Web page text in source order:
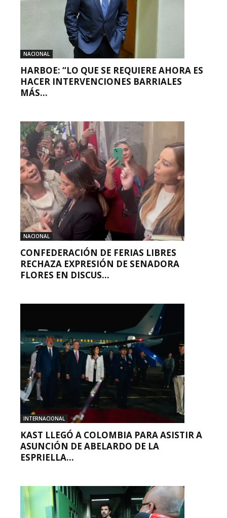
NACIONAL
HARBOE: “LO QUE SE REQUIERE AHORA ES
HACER INTERVENCIONES BARRIALES
MÁS...
NACIONAL
CONFEDERACIÓN DE FERIAS LIBRES
RECHAZA EXPRESIÓN DE SENADORA
FLORES EN DISCUS...
INTERNACIONAL
KAST LLEGÓ A COLOMBIA PARA ASISTIR A
ASUNCIÓN DE ABELARDO DE LA
ESPRIELLA...